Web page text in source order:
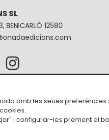
SL
BENICARLÓ 12580
amb les seues
.
i configurar-les prement el